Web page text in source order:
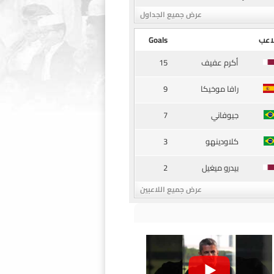
عرض جميع الجداول
Goals
أكرم عفيف
15
رافا موخيكا
9
جيوفاني
7
كلاودينهو
3
بيدرو ميغيل
2
عرض جميع اللاعبين